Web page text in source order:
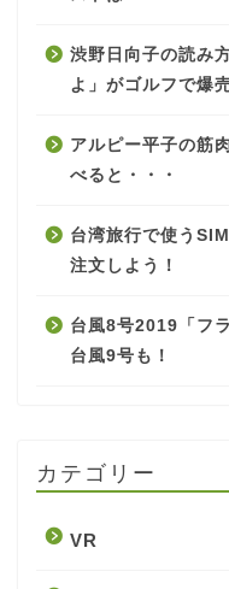
渋野日向子の読み
よ」がゴルフで爆
アルピー平子の筋
べると・・・
台湾旅行で使う
注文しよう！
台風8号2019「フ
台風9号も！
カテゴリー
VR